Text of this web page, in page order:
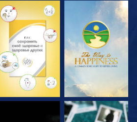
СМОТРЕТЬ СМОТРЕТЬ